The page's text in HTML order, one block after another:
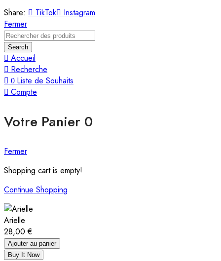
Share:
TikTok
Instagram
Fermer
Search
Accueil
Recherche
0 Liste de Souhaits
Compte
Votre Panier 0
Fermer
Shopping cart is empty!
Continue Shopping
Arielle
28,00€
Ajouter au panier
Buy It Now